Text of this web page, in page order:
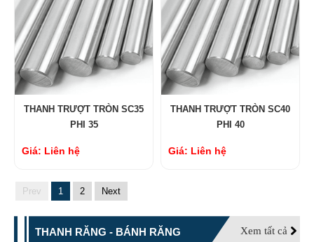
THANH TRƯỢT TRÒN SC35
PHI 35
Giá: Liên hệ
THANH TRƯỢT TRÒN SC40
PHI 40
Giá: Liên hệ
Prev 1 2 Next
THANH RĂNG - BÁNH RĂNG Xem tất cả